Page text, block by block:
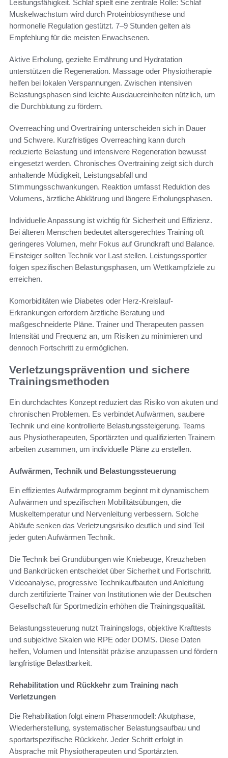
Leistungsfähigkeit. Schlaf spielt eine zentrale Rolle: Schlaf
Muskelwachstum wird durch Proteinbiosynthese und
hormonelle Regulation gestützt. 7–9 Stunden gelten als
Empfehlung für die meisten Erwachsenen.
Aktive Erholung, gezielte Ernährung und Hydratation
unterstützen die Regeneration. Massage oder Physiotherapie
helfen bei lokalen Verspannungen. Zwischen intensiven
Belastungsphasen sind leichte Ausdauereinheiten nützlich, um
die Durchblutung zu fördern.
Overreaching und Overtraining unterscheiden sich in Dauer
und Schwere. Kurzfristiges Overreaching kann durch
reduzierte Belastung und intensivere Regeneration bewusst
eingesetzt werden. Chronisches Overtraining zeigt sich durch
anhaltende Müdigkeit, Leistungsabfall und
Stimmungsschwankungen. Reaktion umfasst Reduktion des
Volumens, ärztliche Abklärung und längere Erholungsphasen.
Individuelle Anpassung ist wichtig für Sicherheit und Effizienz.
Bei älteren Menschen bedeutet altersgerechtes Training oft
geringeres Volumen, mehr Fokus auf Grundkraft und Balance.
Einsteiger sollten Technik vor Last stellen. Leistungssportler
folgen spezifischen Belastungsphasen, um Wettkampfziele zu
erreichen.
Komorbiditäten wie Diabetes oder Herz-Kreislauf-
Erkrankungen erfordern ärztliche Beratung und
maßgeschneiderte Pläne. Trainer und Therapeuten passen
Intensität und Frequenz an, um Risiken zu minimieren und
dennoch Fortschritt zu ermöglichen.
Verletzungsprävention und sichere
Trainingsmethoden
Ein durchdachtes Konzept reduziert das Risiko von akuten und
chronischen Problemen. Es verbindet Aufwärmen, saubere
Technik und eine kontrollierte Belastungssteigerung. Teams
aus Physiotherapeuten, Sportärzten und qualifizierten Trainern
arbeiten zusammen, um individuelle Pläne zu erstellen.
Aufwärmen, Technik und Belastungssteuerung
Ein effizientes Aufwärmprogramm beginnt mit dynamischem
Aufwärmen und spezifischen Mobilitätsübungen, die
Muskeltemperatur und Nervenleitung verbessern. Solche
Abläufe senken das Verletzungsrisiko deutlich und sind Teil
jeder guten Aufwärmen Technik.
Die Technik bei Grundübungen wie Kniebeuge, Kreuzheben
und Bankdrücken entscheidet über Sicherheit und Fortschritt.
Videoanalyse, progressive Technikaufbauten und Anleitung
durch zertifizierte Trainer von Institutionen wie der Deutschen
Gesellschaft für Sportmedizin erhöhen die Trainingsqualität.
Belastungssteuerung nutzt Trainingslogs, objektive Krafttests
und subjektive Skalen wie RPE oder DOMS. Diese Daten
helfen, Volumen und Intensität präzise anzupassen und fördern
langfristige Belastbarkeit.
Rehabilitation und Rückkehr zum Training nach
Verletzungen
Die Rehabilitation folgt einem Phasenmodell: Akutphase,
Wiederherstellung, systematischer Belastungsaufbau und
sportartspezifische Rückkehr. Jeder Schritt erfolgt in
Absprache mit Physiotherapeuten und Sportärzten.